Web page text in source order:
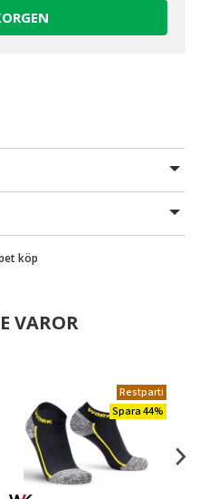
köp
VAROR
Restparti
Spara 44%